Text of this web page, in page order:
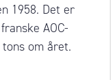
1958. Det er
AOC-
om året.